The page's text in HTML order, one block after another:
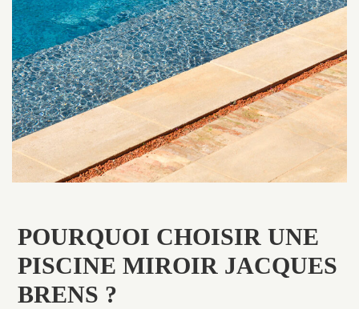
POURQUOI CHOISIR UNE
PISCINE MIROIR JACQUES
BRENS ?